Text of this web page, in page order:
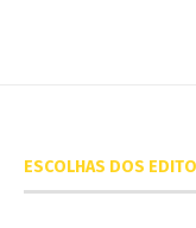
ESCOLHAS DOS